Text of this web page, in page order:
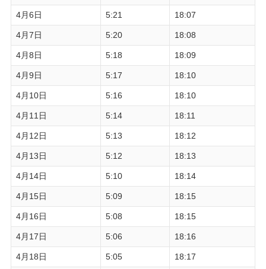
4月6日 5:21 18:07
4月7日 5:20 18:08
4月8日 5:18 18:09
4月9日 5:17 18:10
4月10日 5:16 18:10
4月11日 5:14 18:11
4月12日 5:13 18:12
4月13日 5:12 18:13
4月14日 5:10 18:14
4月15日 5:09 18:15
4月16日 5:08 18:15
4月17日 5:06 18:16
4月18日 5:05 18:17